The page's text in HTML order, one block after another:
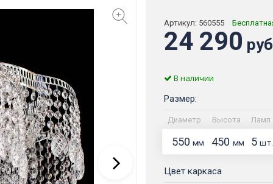
Артикул: 560555
24 290
В наличии
Размер:
Диаметр Высота Ламп
550мм 450 мм 5шт.
Цвет каркаса